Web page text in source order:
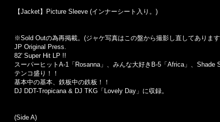
【Jacket】Picture Sleeve (インナーシート入り。)
※Sold Outの為再掲載。 (ジャケ写真はこの盤から撮影し直してありま
JP Original Press.
82' Super Hit LP !!
スーパーヒットA-1「Rosanna」、みんな大好きB-5「Africa」、
テンコ盛り！！
基本中の基本、鉄板中の鉄板！！
DJ DDT-Tropicana & DJ TKG「Lovely Day」に収録。
(Side A)